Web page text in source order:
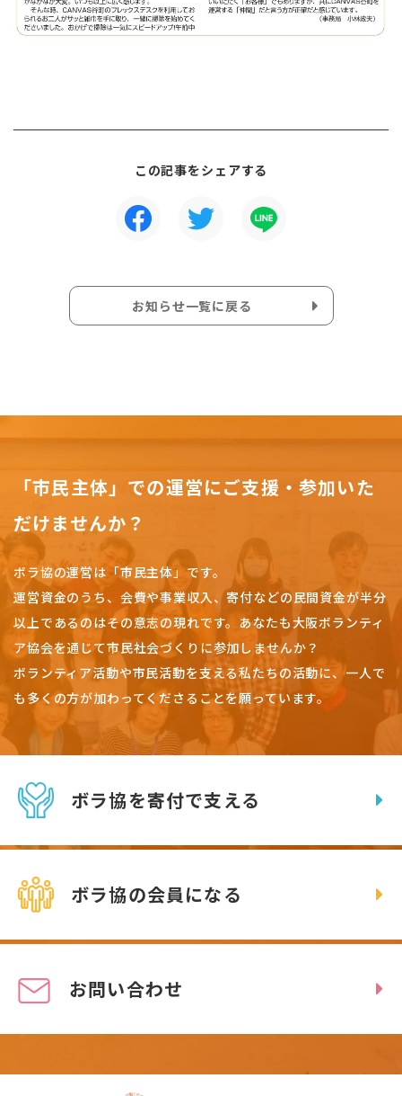
この記事をシェアする
お知らせ一覧に戻る
「市民主体」での運営にご支援・参加いた
だけませんか？
ボラ協の運営は「市民主体」です。
運営資金のうち、会費や事業収入、寄付などの民間資金が半分
以上であるのはその意志の現れです。 あなたも大阪ボランティ
ア協会を通じて市民社会づくりに参加しませんか？
ボランティア活動や市民活動を支える私たちの活動に、一人で
も多くの方が加わってくださることを願っています。
ボラ協を寄付で支える
ボラ協の会員になる
お問い合わせ